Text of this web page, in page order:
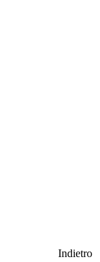
Indietro